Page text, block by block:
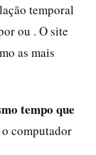
temporal
ou . O site
as mais
tempo que
computador